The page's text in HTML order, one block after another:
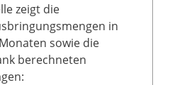
zeigt die
in
sowie die
berechneten